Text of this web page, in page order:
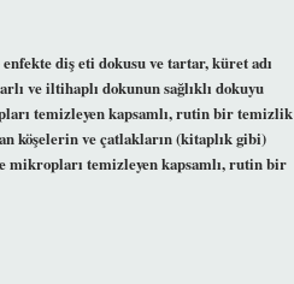
diş eti dokusu ve tartar, küret adı
ve iltihaplı dokunun sağlıklı dokuyu
temizleyen kapsamlı, rutin bir temizlik
köşelerin ve çatlakların (kitaplık gibi)
temizleyen kapsamlı, rutin bir